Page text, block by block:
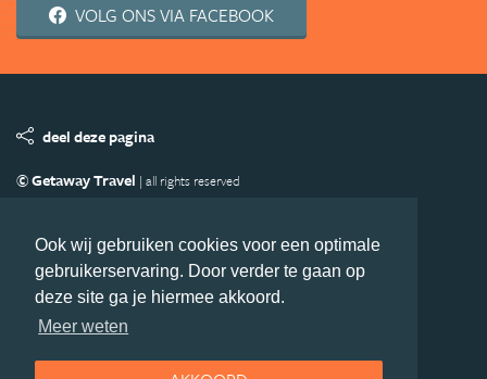
Ook wij gebruiken cookies voor een optimale
gebruikerservaring. Door verder te gaan op
deze site ga je hiermee akkoord.
Meer weten
VOLG ONS VIA FACEBOOK
deel deze pagina
© Getaway Travel | all rights reserved
Copyright
Privacy statement Disclaimer
Cookies
Volg Australie.nl
Nieuwsbrief
Facebook